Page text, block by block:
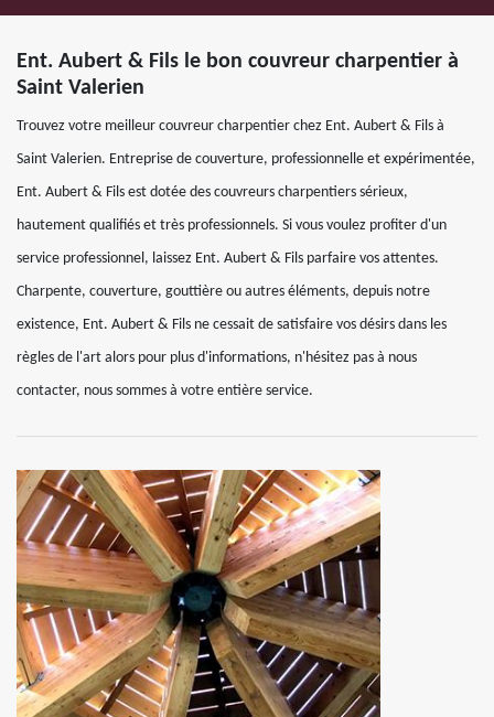
Ent. Aubert & Fils le bon couvreur charpentier à
Saint Valerien
Trouvez votre meilleur couvreur charpentier chez Ent. Aubert & Fils à
Saint Valerien. Entreprise de couverture, professionnelle et expérimentée,
Ent. Aubert & Fils est dotée des couvreurs charpentiers sérieux,
hautement qualifiés et très professionnels. Si vous voulez profiter d'un
service professionnel, laissez Ent. Aubert & Fils parfaire vos attentes.
Charpente, couverture, gouttière ou autres éléments, depuis notre
existence, Ent. Aubert & Fils ne cessait de satisfaire vos désirs dans les
règles de l'art alors pour plus d'informations, n'hésitez pas à nous
contacter, nous sommes à votre entière service.